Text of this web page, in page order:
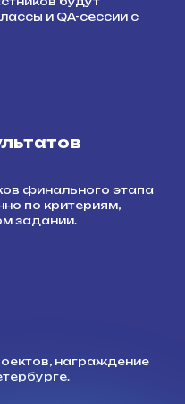
и QA-сессии с
финального этапа
по критериям,
задании.
награждение